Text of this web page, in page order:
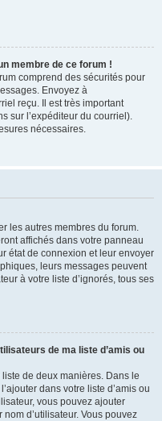
membre de ce forum !
comprend des sécurités pour
Envoyez à
reçu. Il est très important
sur l’expéditeur du courriel).
nécessaires.
les autres membres du forum.
affichés dans votre panneau
état de connexion et leur envoyer
leurs messages peuvent
à votre liste d’ignorés, tous ses
de ma liste d’amis ou
de deux manières. Dans le
dans votre liste d’amis ou
vous pouvez ajouter
d’utilisateur. Vous pouvez